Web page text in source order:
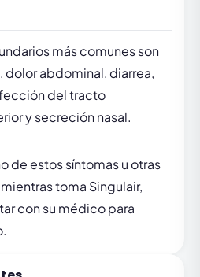
más comunes son
dolor abdominal, diarrea,
del tracto
y secreción nasal.
de estos síntomas u otras
toma Singulair,
con su médico para